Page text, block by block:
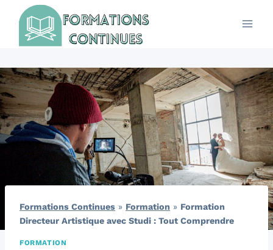
contenu
Formations Continues » Formation » Formation
Directeur Artistique avec Studi : Tout Comprendre
FORMATION